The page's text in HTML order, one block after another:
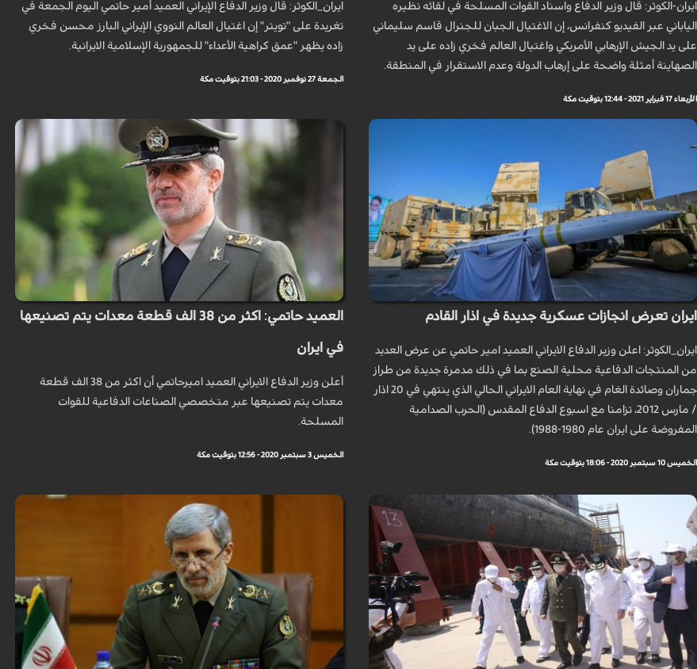
ايران-الكوثر: قال وزير الدفاع واسناد القوات المسلحة في لقائه نظيره
الياباني عبر الفيديو كنفرانس، إن الاغتيال الجبان للجنرال قاسم سليماني
على يد الجيش الإرهابي الأمريكي واغتيال العالم فخري زاده على يد
الصهاينة أمثلة واضحة على إرهاب الدولة وعدم الاستقرار في المنطقة.
الأربعاء 17 فبراير 2021 - 12:44 بتوقيت مكة
ايران_الكوثر: قال وزير الدفاع الإيراني العميد أمير حاتمي اليوم الجمعة في
تغريدة على "تويتر" إن اغتيال العالم النووي الإيراني البارز محسن فخري
زاده يظهر "عمق كراهية الأعداء" للجمهورية الإسلامية الايرانية.
الجمعة 27 نوفمبر 2020 - 21:03 بتوقيت مكة
ايران تعرض انجازات عسكرية جديدة في اذار القادم
ايران_الكوثر: اعلن وزير الدفاع الايراني العميد امير حاتمي عن عرض العديد
من المنتجات الدفاعية محلية الصنع بما في ذلك مدمرة جديدة من طراز
جماران وصائدة الغام في نهاية العام الايراني الحالي الذي ينتهي في 20 اذار
/ مارس 2012، تزامنا مع اسبوع الدفاع المقدس (الحرب الصدامية
المفروضة على ايران عام 1980-1988).
الخميس 10 سبتمبر 2020 - 18:06 بتوقيت مكة
العميد حاتمي: اكثر من 38 الف قطعة معدات يتم تصنيعها
في ايران
أعلن وزير الدفاع الايراني العميد اميرحاتمي أن اكثر من 38 الف قطعة
معدات يتم تصنيعها عبر متخصصي الصناعات الدفاعية للقوات
المسلحة.
الخميس 3 سبتمبر 2020 - 12:56 بتوقيت مكة